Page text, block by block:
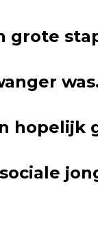
grote
hopelijk